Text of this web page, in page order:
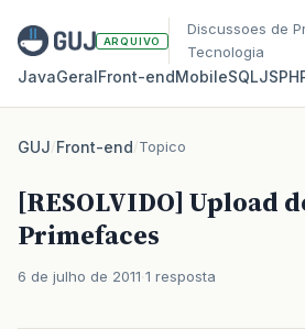
ARQUIVO
Discussoes de
Tecnologia
JavaGeralFront‑endMobileSQLJS
GUJ/Front-end/Topico
[RESOLVIDO] Upload
Primefaces
6 de julho de 2011 1 resposta